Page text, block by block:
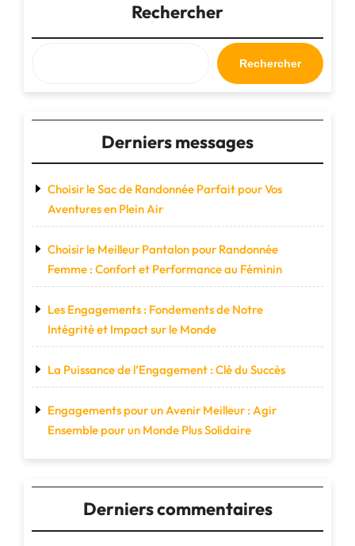
Rechercher
Rechercher
Derniers messages
Choisir le Sac de Randonnée Parfait pour Vos
Aventures en Plein Air
Choisir le Meilleur Pantalon pour Randonnée
Femme : Confort et Performance au Féminin
Les Engagements : Fondements de Notre
Intégrité et Impact sur le Monde
La Puissance de l’Engagement : Clé du Succès
Engagements pour un Avenir Meilleur : Agir
Ensemble pour un Monde Plus Solidaire
Derniers commentaires